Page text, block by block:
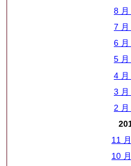
8 月
7 月
6 月
5 月
4 月
3 月
2
11
10